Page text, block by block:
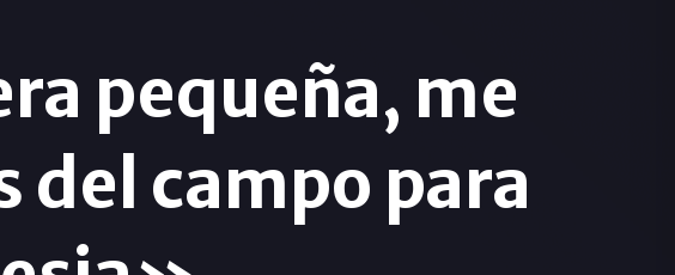
pequeña, me
del campo para